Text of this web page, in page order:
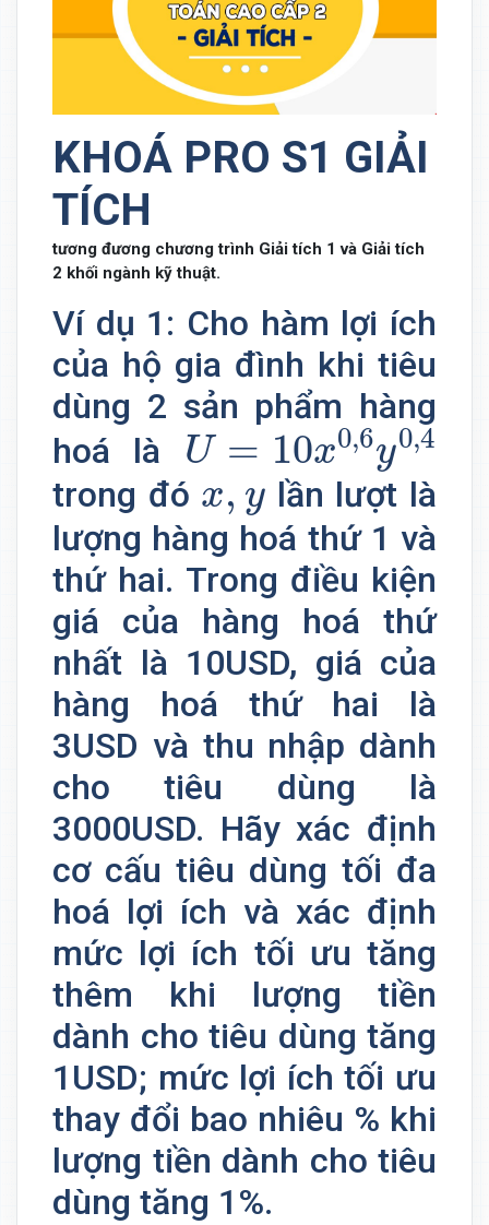
KHOÁ PRO S1 GIẢI
TÍCH
tương đương chương trình Giải tích 1 và Giải tích
2 khối ngành kỹ thuật.
Ví dụ 1: Cho hàm lợi ích
của hộ gia đình khi tiêu
dùng 2 sản phẩm hàng
hoá là
U = 10x0,6y0,4
U=10x0,6y0,4
trong đó x, y
x,y lần lượt là
lượng hàng hoá thứ 1 và
thứ hai. Trong điều kiện
giá của hàng hoá thứ
nhất là 10USD, giá của
hàng hoá thứ hai là
3USD và thu nhập dành
cho tiêu dùng là
3000USD. Hãy xác định
cơ cấu tiêu dùng tối đa
hoá lợi ích và xác định
mức lợi ích tối ưu tăng
thêm khi lượng tiền
dành cho tiêu dùng tăng
1USD; mức lợi ích tối ưu
thay đổi bao nhiêu % khi
lượng tiền dành cho tiêu
dùng tăng 1%.